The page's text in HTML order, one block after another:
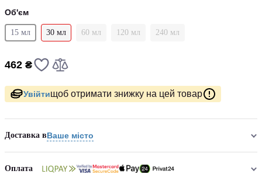
Об'єм
15 мл 30 мл 60 мл 120 мл 240 мл
462 ₴
Увійтищоб отримати знижку на цей товар
Доставка вВаше місто
Оплата